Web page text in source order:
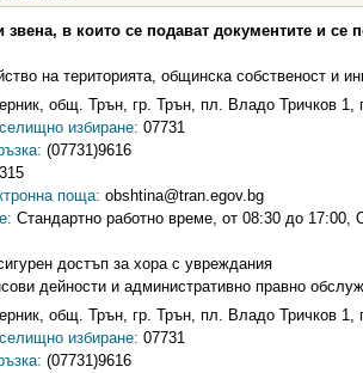
звена, в които се подават документите и се
на територията, общинска собственост и
общ. Трън, гр. Трън, пл. Владо Тричков 1,
избиране: 07731
(07731)9616
поща: obshtina@tran.egov.bg
Стандартно работно време, от 08:30 до 17:00,
достъп за хора с увреждания
дейности и административно правно
общ. Трън, гр. Трън, пл. Владо Тричков 1,
избиране: 07731
(07731)9616